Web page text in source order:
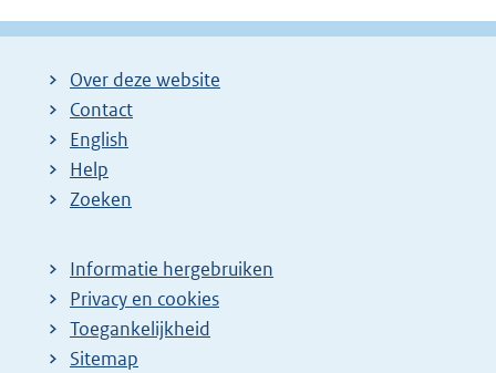
Over deze website
Contact
English
Help
Zoeken
Informatie hergebruiken
Privacy en cookies
Toegankelijkheid
Sitemap